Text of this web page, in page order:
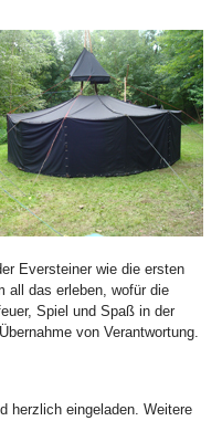
Eversteiner wie die ersten
all das erleben, wofür die
Spiel und Spaß in der
von Verantwortung.
herzlich eingeladen. Weitere